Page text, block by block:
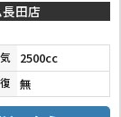
田店
2500cc
無